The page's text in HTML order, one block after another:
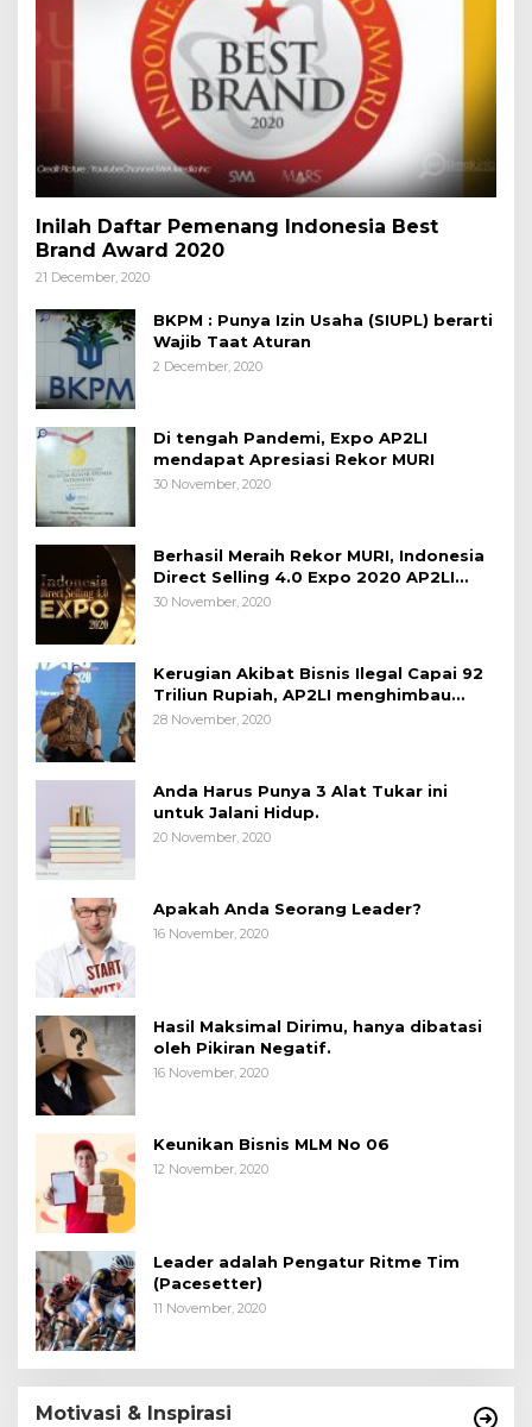
Inilah Daftar Pemenang Indonesia Best
Brand Award 2020
21 December, 2020
BKPM : Punya Izin Usaha (SIUPL) berarti
Wajib Taat Aturan
2 December, 2020
Di tengah Pandemi, Expo AP2LI
mendapat Apresiasi Rekor MURI
30 November, 2020
Berhasil Meraih Rekor MURI, Indonesia
Direct Selling 4.0 Expo 2020 AP2LI
berakhir sangat memuaskan
30 November, 2020
Kerugian Akibat Bisnis Ilegal Capai 92
Triliun Rupiah, AP2LI menghimbau
masyarakat Waspada.
28 November, 2020
Anda Harus Punya 3 Alat Tukar ini
untuk Jalani Hidup.
20 November, 2020
Apakah Anda Seorang Leader?
16 November, 2020
Hasil Maksimal Dirimu, hanya dibatasi
oleh Pikiran Negatif.
16 November, 2020
Keunikan Bisnis MLM No 06
12 November, 2020
Leader adalah Pengatur Ritme Tim
(Pacesetter)
11 November, 2020
Motivasi & Inspirasi